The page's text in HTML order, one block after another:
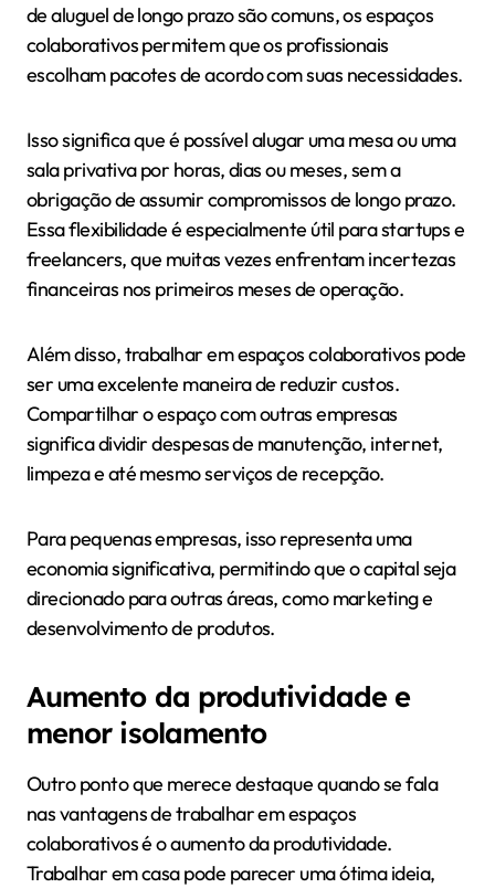
de aluguel de longo prazo são comuns, os espaços
colaborativos permitem que os profissionais
escolham pacotes de acordo com suas necessidades.
Isso significa que é possível alugar uma mesa ou uma
sala privativa por horas, dias ou meses, sem a
obrigação de assumir compromissos de longo prazo.
Essa flexibilidade é especialmente útil para startups e
freelancers, que muitas vezes enfrentam incertezas
financeiras nos primeiros meses de operação.
Além disso, trabalhar em espaços colaborativos pode
ser uma excelente maneira de reduzir custos.
Compartilhar o espaço com outras empresas
significa dividir despesas de manutenção, internet,
limpeza e até mesmo serviços de recepção.
Para pequenas empresas, isso representa uma
economia significativa, permitindo que o capital seja
direcionado para outras áreas, como marketing e
desenvolvimento de produtos.
Aumento da produtividade e
menor isolamento
Outro ponto que merece destaque quando se fala
nas vantagens de trabalhar em espaços
colaborativos é o aumento da produtividade.
Trabalhar em casa pode parecer uma ótima ideia,